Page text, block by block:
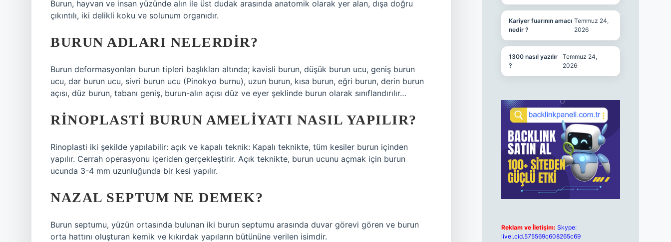
Burun, hayvan ve insan yüzünde alın ile üst dudak arasında anatomik olarak yer alan, dışa doğru
çıkıntılı, iki delikli koku ve solunum organıdır.
BURUN ADLARI NELERDIR?
Burun deformasyonları burun tipleri başlıkları altında; kavisli burun, düşük burun ucu, geniş burun
ucu, dar burun ucu, sivri burun ucu (Pinokyo burnu), uzun burun, kısa burun, eğri burun, derin burun
açısı, düz burun, tabanı geniş, burun-alın açısı düz ve eyer şeklinde burun olarak sınıflandırılır…
RINOPLASTI BURUN AMELIYATI NASIL YAPILIR?
Rinoplasti iki şekilde yapılabilir: açık ve kapalı teknik: Kapalı teknikte, tüm kesiler burun içinden
yapılır. Cerrah operasyonu içeriden gerçekleştirir. Açık teknikte, burun ucunu açmak için burun
ucunda 3-4 mm uzunluğunda bir kesi yapılır.
NAZAL SEPTUM NE DEMEK?
Burun septumu, yüzün ortasında bulunan iki burun septumu arasında duvar görevi gören ve burun
orta hattını oluşturan kemik ve kıkırdak yapıların bütününe verilen isimdir.
Kariyer fuarının amacı
nedir ?
Temmuz 24,
2026
1300 nasıl yazılır
?
Temmuz 24,
2026
Reklam ve İletişim: Skype:
live:.cid.575569c608265c69